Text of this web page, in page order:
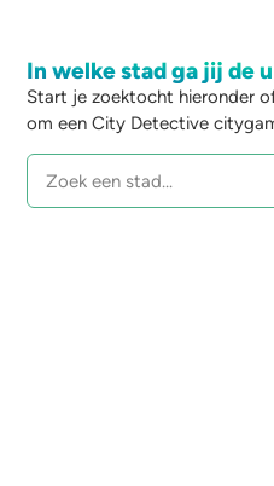
In welke stad ga jij de
Start je zoektocht hieronder
om een City Detective